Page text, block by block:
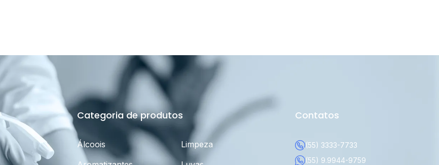
Categoria de produtos
Álcoois
Limpeza
Contatos
(55) 3333-7733
(55) 9.9944-9759